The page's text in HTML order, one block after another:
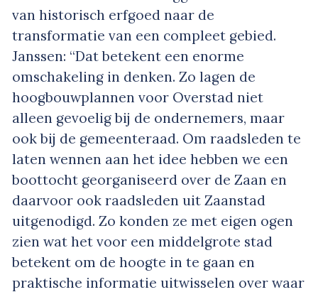
van historisch erfgoed naar de
transformatie van een compleet gebied.
Janssen: “Dat betekent een enorme
omschakeling in denken. Zo lagen de
hoogbouwplannen voor Overstad niet
alleen gevoelig bij de ondernemers, maar
ook bij de gemeenteraad. Om raadsleden te
laten wennen aan het idee hebben we een
boottocht georganiseerd over de Zaan en
daarvoor ook raadsleden uit Zaanstad
uitgenodigd. Zo konden ze met eigen ogen
zien wat het voor een middelgrote stad
betekent om de hoogte in te gaan en
praktische informatie uitwisselen over waar